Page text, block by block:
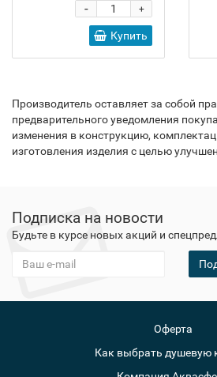
+
-
Купить
Производитель оставляет за собой
предварительного уведомления
изменения в конструкцию,
изготовления изделия с целью
Подписка на новости
Будьте в курсе новых акций и
Оферта
Как выбрать душевую